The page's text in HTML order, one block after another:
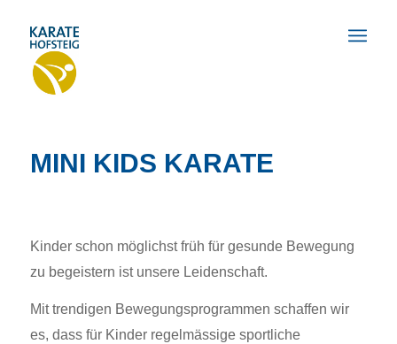
MINI KIDS KARATE
Kinder schon möglichst früh für gesunde Bewegung
zu begeistern ist unsere Leidenschaft.
Mit trendigen Bewegungsprogrammen schaffen wir
es, dass für Kinder regelmässige sportliche